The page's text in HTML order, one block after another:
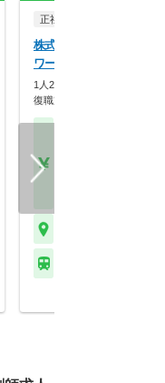
正社員
株式会社メディカル一光
ワー薬局 上野中央店
1人20枚以下の余裕体制！研
復職支援も充実の安…